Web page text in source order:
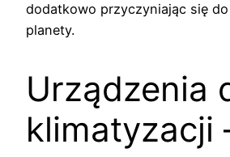
dodatkowo przyczyniając się
planety.
Urządzenia
klimatyzacji